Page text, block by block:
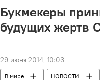
Букмекеры
будущих жертв
29 июня 2014, 10:03
В мире НОВОСТИ